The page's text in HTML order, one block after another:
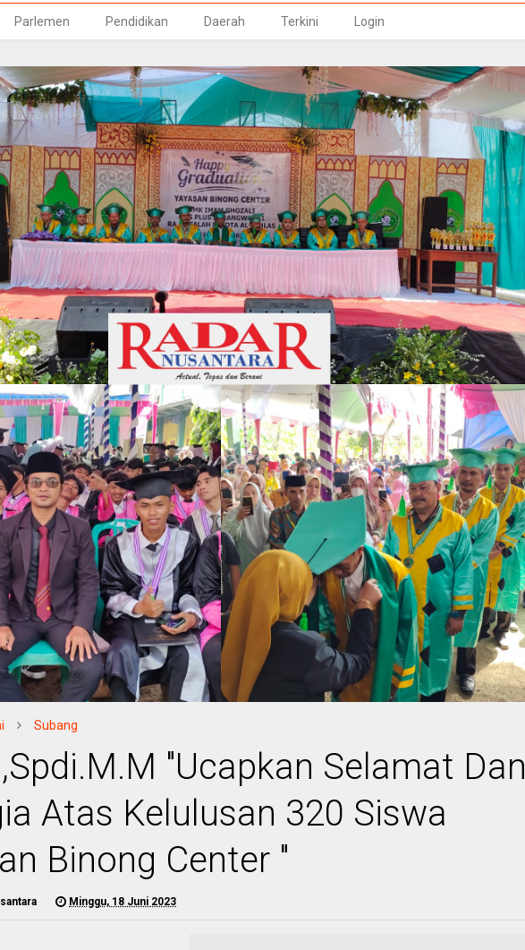
Parlemen Pendidikan Daerah Terkini Login
Subang
"Ucapkan Selamat Dan
Atas Kelulusan 320 Siswa
Binong Center "
Minggu, 18 Juni 2023